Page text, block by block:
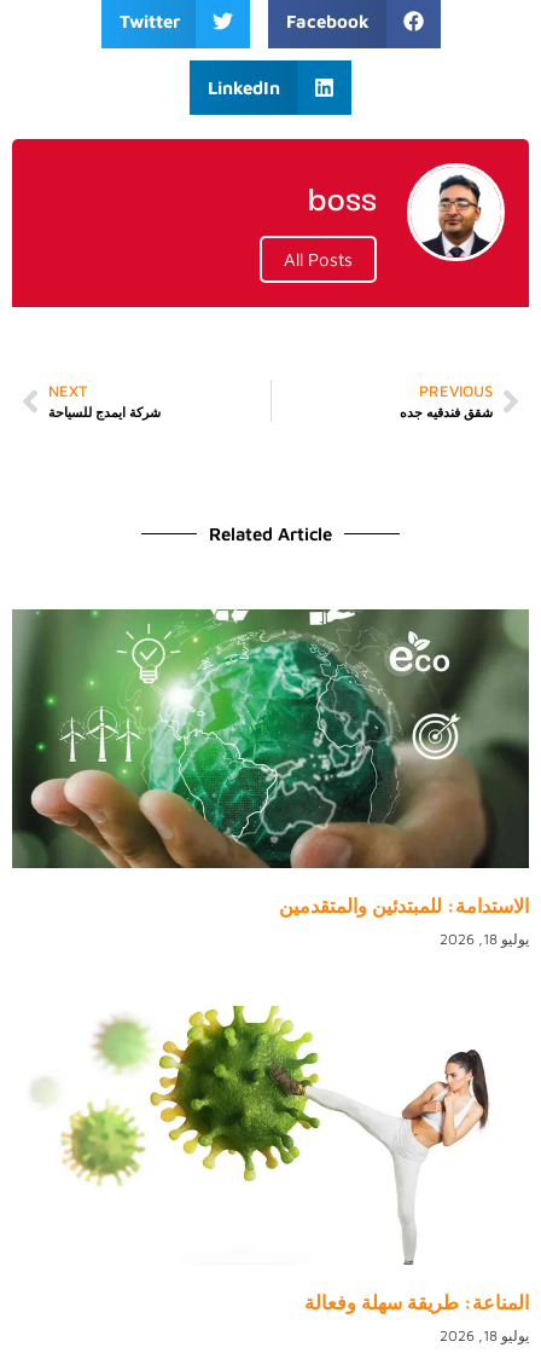
Facebook
Twitter
LinkedIn
boss
All Posts
PREVIOUS
شقق فندقيه جده
NEXT
شركة ايمدج للسياحة
Related Article
الاستدامة: للمبتدئين والمتقدمين
يوليو 18, 2026
المناعة: طريقة سهلة وفعالة
يوليو 18, 2026